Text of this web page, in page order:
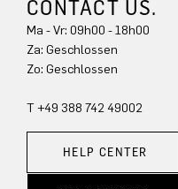
CONTACT US.
Ma - Vr: 09h00 - 18h00
Za: Geschlossen
Zo: Geschlossen
T +49 388 742 49002
HELP CENTER